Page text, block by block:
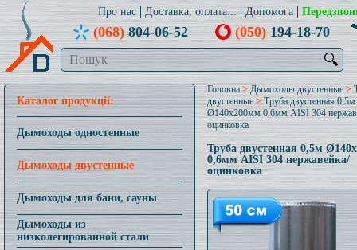
Про нас Доставка, оплата... Допомога
(068)804-06-52 (050)194-18-70
🔍
Каталог продукції:
Дымоходы одностенные
Дымоходы двустенные
Дымоходы для бани, сауны
Дымоходы из
низколегированной стали
Головна > Дымоходы двустенные >
двустенные>Труба двустенная 0,5м
Ø140x200мм 0,6мм AISI 304
оцинковка
Труба двустенная 0,5м
0,6мм AISI 304 нержавейка/
оцинковка